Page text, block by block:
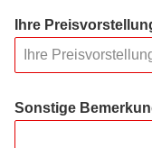
Ihre
Sonstige